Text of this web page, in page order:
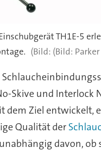
TH1E-5
(Bild:
Skive und Interlock
dem Ziel entwickelt,
Qualität der
davon, ob